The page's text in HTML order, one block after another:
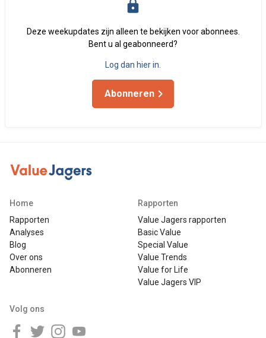
Deze weekupdates zijn alleen te bekijken voor abonnees.
Bent u al geabonneerd?
Log dan hier in.
Abonneren
Home
Rapporten
Analyses
Blog
Over ons
Abonneren
Rapporten
Value Jagers rapporten
Basic Value
Special Value
Value Trends
Value for Life
Value Jagers VIP
Volg ons